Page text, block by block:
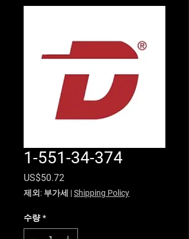
1-551-34-374
US$50.72
제외: 부가세 |Shipping Policy
수량 *